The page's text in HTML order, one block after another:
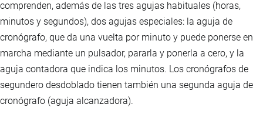
comprenden, además de las tres agujas habituales (horas,
minutos y segundos), dos agujas especiales: la aguja de
cronógrafo, que da una vuelta por minuto y puede ponerse en
marcha mediante un pulsador, pararla y ponerla a cero, y la
aguja contadora que indica los minutos. Los cronógrafos de
segundero desdoblado tienen también una segunda aguja de
cronógrafo (aguja alcanzadora).